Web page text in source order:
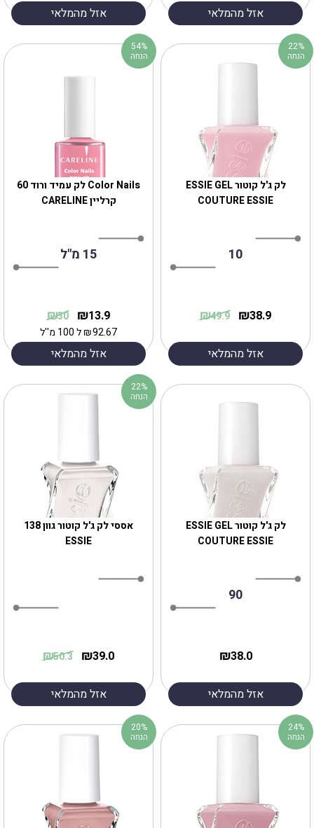
אזל מהמלאי אזל מהמלאי
Color Nails לק עמיד ורוד 60
קרליין CARELINE
15 מ"ל
13.9
₪
30
₪
92.67
₪ל 100 מ''ל
אזל מהמלאי
54%
הנחה
לק ג'ל קוטור ESSIE GEL
COUTURE ESSIE
10
38.9
₪
49.9
₪
אזל מהמלאי
22%
הנחה
אססי לק ג'ל קוטור גוון 138
ESSIE
39.0
₪
50.3
₪
אזל מהמלאי
22%
הנחה
לק ג'ל קוטור ESSIE GEL
COUTURE ESSIE
90
38.0
₪
אזל מהמלאי
20%
הנחה
24%
הנחה